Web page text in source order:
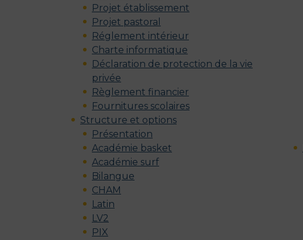
Projet établissement
Projet pastoral
Réglement intérieur
Charte informatique
Déclaration de protection de la vie
privée
Règlement financier
Fournitures scolaires
Structure et options
Présentation
Académie basket
Académie surf
Bilangue
CHAM
Latin
LV2
PIX